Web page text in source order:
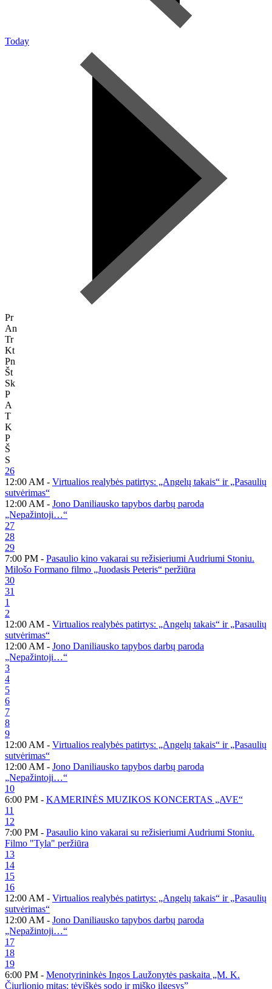
Today
Pr
An
Tr
Kt
Pn
Št
Sk
P
A
T
K
P
Š
S
26
12:00 AM - Virtualios realybės patirtys: „Angelų takais“ ir „Pasaulių
sutvėrimas“
12:00 AM - Jono Daniliausko tapybos darbų paroda
„Nepažintoji…“
27
28
29
7:00 PM - Pasaulio kino vakarai su režisieriumi Audriumi Stoniu.
Milošo Formano filmo „Juodasis Peteris“ peržiūra
30
31
1
2
12:00 AM - Virtualios realybės patirtys: „Angelų takais“ ir „Pasaulių
sutvėrimas“
12:00 AM - Jono Daniliausko tapybos darbų paroda
„Nepažintoji…“
3
4
5
6
7
8
9
12:00 AM - Virtualios realybės patirtys: „Angelų takais“ ir „Pasaulių
sutvėrimas“
12:00 AM - Jono Daniliausko tapybos darbų paroda
„Nepažintoji…“
10
6:00 PM - KAMERINĖS MUZIKOS KONCERTAS „AVE“
11
12
7:00 PM - Pasaulio kino vakarai su režisieriumi Audriumi Stoniu.
Filmo "Tyla" peržiūra
13
14
15
16
12:00 AM - Virtualios realybės patirtys: „Angelų takais“ ir „Pasaulių
sutvėrimas“
12:00 AM - Jono Daniliausko tapybos darbų paroda
„Nepažintoji…“
17
18
19
6:00 PM - Menotyrininkės Ingos Laužonytės paskaita „M. K.
Čiurlionio mitas: tėviškės sodo ir miško ilgesys”